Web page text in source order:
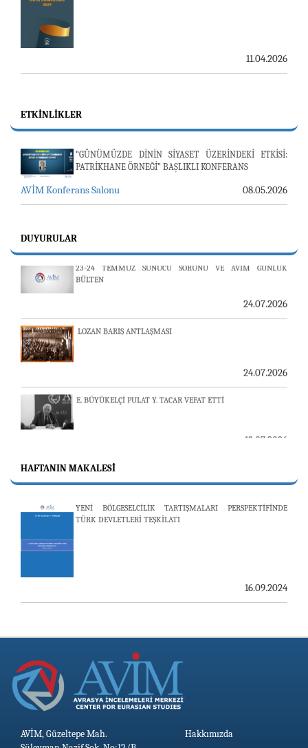
11.04.2026
ETKINLIKLER
“GÜNÜMÜZDE DİNİN SİYASET ÜZERİNDEKİ ETKİSİ:
PATRİKHANE ÖRNEĞİ” BAŞLIKLI KONFERANS
AVİM Konferans Salonu 08.05.2026
DUYURULAR
23-24 TEMMUZ SUNUCU SORUNU VE AVİM GÜNLÜK
BÜLTEN
LOZAN BARIŞ ANTLAŞMASI
E. BÜYÜKELÇİ PULAT Y. TACAR VEFAT ETTİ
53’ÜNCÜ SAYISI YAYINLANDI
HAFTANIN MAKALESI
YENİ BÖLGESELCİLİK TARTIŞMALARI PERSPEKTİFİNDE
TÜRK DEVLETLERİ TEŞKİLATI
16.09.2024
AVİM, Güzeltepe Mah.
Hakkımızda